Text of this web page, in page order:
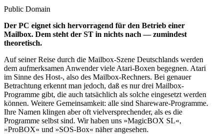
Public Domain
Der PC eignet sich hervorragend für den Betrieb einer
Mailbox. Dem steht der ST in nichts nach — zumindest
theoretisch.
Auf seiner Reise durch die Mailbox-Szene Deutschlands werden
dem aufmerksamen Anwender viele Atari-Boxen begegnen. Atari
im Sinne des Host-, also des Mailbox-Rechners. Bei genauer
Betrachtung erkennt man jedoch, daß es nur drei Mailbox-
Programme gibt, die auch tatsächlich als solche eingesetzt werden
können. Weitere Gemeinsamkeit: alle sind Shareware-Programme.
Ihre Namen klingen aber oft vielversprechender, als es die
Programme selbst sind. Wir haben uns »MagicBOX SL«,
»ProBOX« und »SOS-Box« näher angesehen.